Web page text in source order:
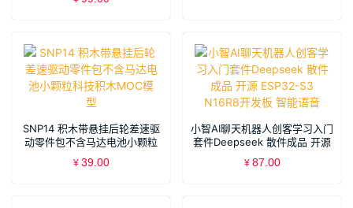
SNP14 积木带悬挂后轮差速驱
动零件包不含马达电池小颗粒
科技积木MOC模型
¥ 39.00
小智AI聊天机器人创客学习入门
套件Deepseek 散件成品 开源
ESP32-S3 N16R8开发板 智能
语音
¥ 87.00